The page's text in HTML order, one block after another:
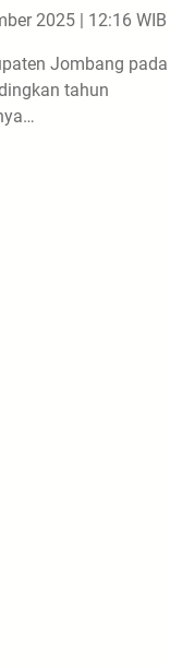
2025 | 12:16 WIB
Jombang pada
tahun